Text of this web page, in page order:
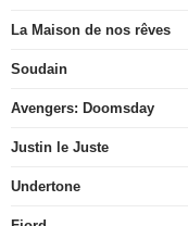
La Maison de nos rêves
Soudain
Avengers: Doomsday
Justin le Juste
Undertone